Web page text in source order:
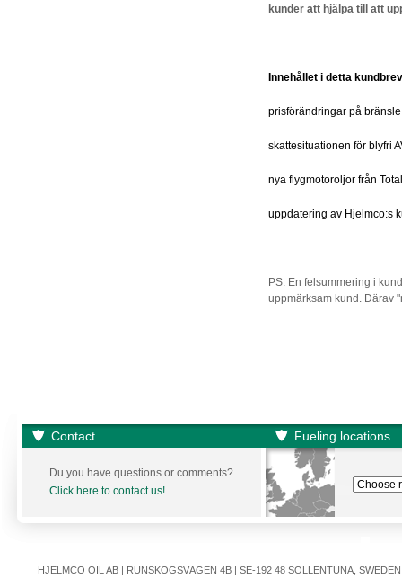
kunder att hjälpa till att
Innehållet i detta
prisförändringar på bränsle
skattesituationen för blyfri
nya flygmotoroljor från Total
uppdatering av Hjelmco:s
PS. En felsummering i
uppmärksam kund. Därav
Contact Fueling locations
Du you have questions or comments?
Click here to contact us!
HJELMCO OIL AB | RUNSKOGSVÄGEN 4B | SE-192 48 SOLLENTUNA,